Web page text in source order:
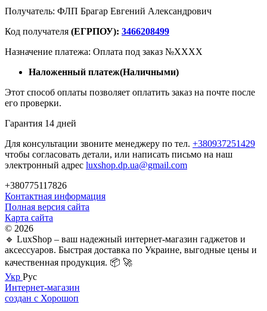
Получатель: ФЛП Брагар Евгений Александрович
Код получателя (ЕГРПОУ): 3466208499
Назначение платежа: Оплата под заказ №ХХХХ
Наложенный платеж(Наличными)
Этот способ оплаты позволяет оплатить заказ на почте после
его проверки.
Гарантия 14 дней
Для консультации звоните менеджеру по тел. +380937251429
чтобы согласовать детали, или написать письмо на наш
электронный адрес luxshop.dp.ua@gmail.com
+380775117826
Контактная информация
Полная версия сайта
Карта сайта
© 2026
🔹 LuxShop – ваш надежный интернет-магазин гаджетов и
аксессуаров. Быстрая доставка по Украине, выгодные цены и
качественная продукция. 📦 🚀
Укр Рус
Интернет-магазин
создан с Хорошоп